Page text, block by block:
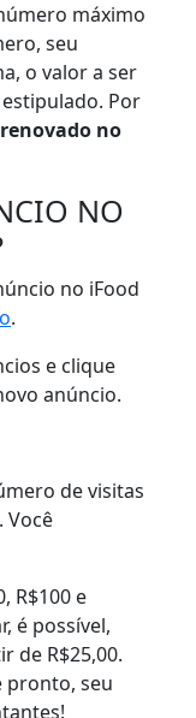
máximo
seu
o valor a ser
Por
no
NO
no iFood
.
e clique
anúncio.
de visitas
Você
R$100 e
é possível,
de R$25,00.
pronto, seu